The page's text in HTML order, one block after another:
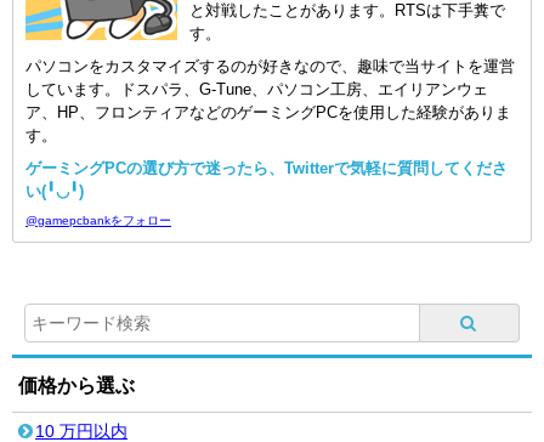
と対戦したことがあります。RTSは下手糞で
す。
パソコンをカスタマイズするのが好きなので、趣味で当サイトを運営
しています。ドスパラ、G-Tune、パソコン工房、エイリアンウェ
ア、HP、フロンティアなどのゲーミングPCを使用した経験がありま
す。
ゲーミングPCの選び方で迷ったら、Twitterで気軽に質問してくださ
い(╹◡╹)
@gamepcbankをフォロー
価格から選ぶ
10 万円以内